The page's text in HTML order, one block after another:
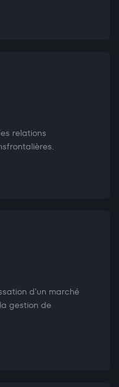
relations
d'un marché
gestion de